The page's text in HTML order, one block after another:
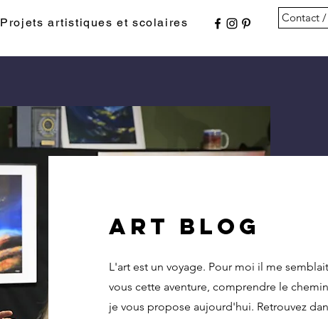
Projets artistiques et scolaires Contact /
Art blog
L'art est un voyage. Pour moi il me
vous cette aventure, comprendre le
je vous propose aujourd'hui. Retrouvez